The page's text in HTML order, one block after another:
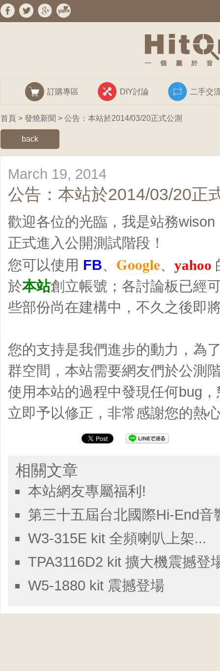
訂購專區 DIY討論 二手交
首頁 > 發燒新聞 > 公告：本站於2014/03/20正式公測
back
March 19, 2014
公告：本站於2014/03/20正
歡迎各位的光臨，我是站務
正式進入公開測試階段！
您可以使用 FB、 Google、 yahoo
於本站創立帳號；各討論板已經
些部份尚在建構中，不久之後即
您的支持是我們進步的動力，為
群空間，本站需要網友們於公測
使用本站的過程中發現任何bug
立即予以修正，非常感謝您的熱
相關文章
本站網友專屬福利!
第三十五屆台北國際Hi-End
W3-315E kit 全頻喇叭上架...
TPA3116D2 kit 擴大機震撼登
W5-1880 kit 震撼登場